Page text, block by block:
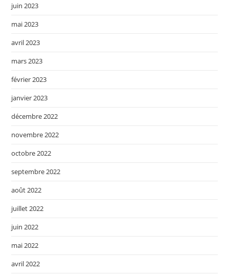
juin 2023
mai 2023
avril 2023
mars 2023
février 2023
janvier 2023
décembre 2022
novembre 2022
octobre 2022
septembre 2022
août 2022
juillet 2022
juin 2022
mai 2022
avril 2022